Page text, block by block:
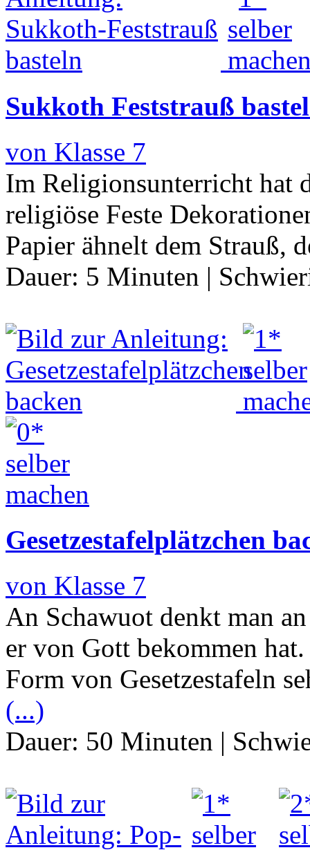
Sukkoth Feststrauß
von Klasse 7
Im Religionsunterricht hat
religiöse Feste
Papier ähnelt dem Strauß,
Dauer: 5 Minuten |
Gesetzestafelplätzchen
von Klasse 7
An Schawuot denkt man
er von Gott bekommen
Form von Gesetzestafeln
(...)
Dauer: 50 Minuten |